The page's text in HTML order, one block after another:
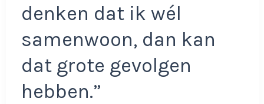
denken dat ik wél
samenwoon, dan kan
dat grote gevolgen
hebben.”